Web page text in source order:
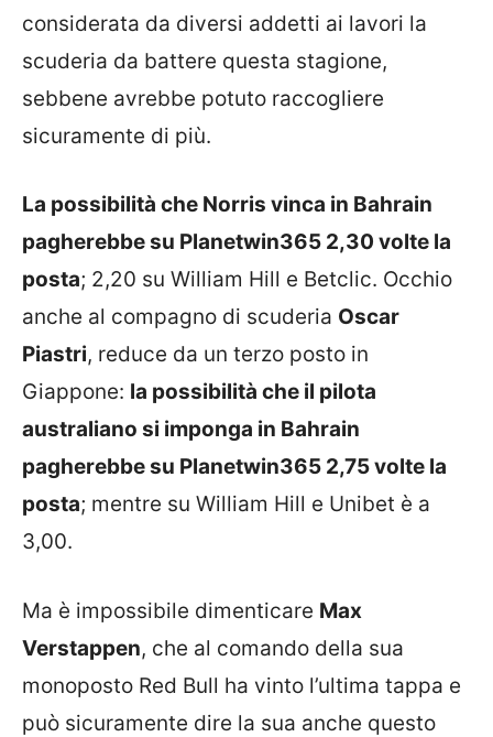
considerata da diversi addetti ai lavori la
scuderia da battere questa stagione,
sebbene avrebbe potuto raccogliere
sicuramente di più.
La possibilità che Norris vinca in Bahrain
pagherebbe su Planetwin365 2,30 volte la
posta; 2,20 su William Hill e Betclic. Occhio
anche al compagno di scuderia Oscar
Piastri, reduce da un terzo posto in
Giappone: la possibilità che il pilota
australiano si imponga in Bahrain
pagherebbe su Planetwin365 2,75 volte la
posta; mentre su William Hill e Unibet è a
3,00.
Ma è impossibile dimenticare Max
Verstappen, che al comando della sua
monoposto Red Bull ha vinto l’ultima tappa e
può sicuramente dire la sua anche questo